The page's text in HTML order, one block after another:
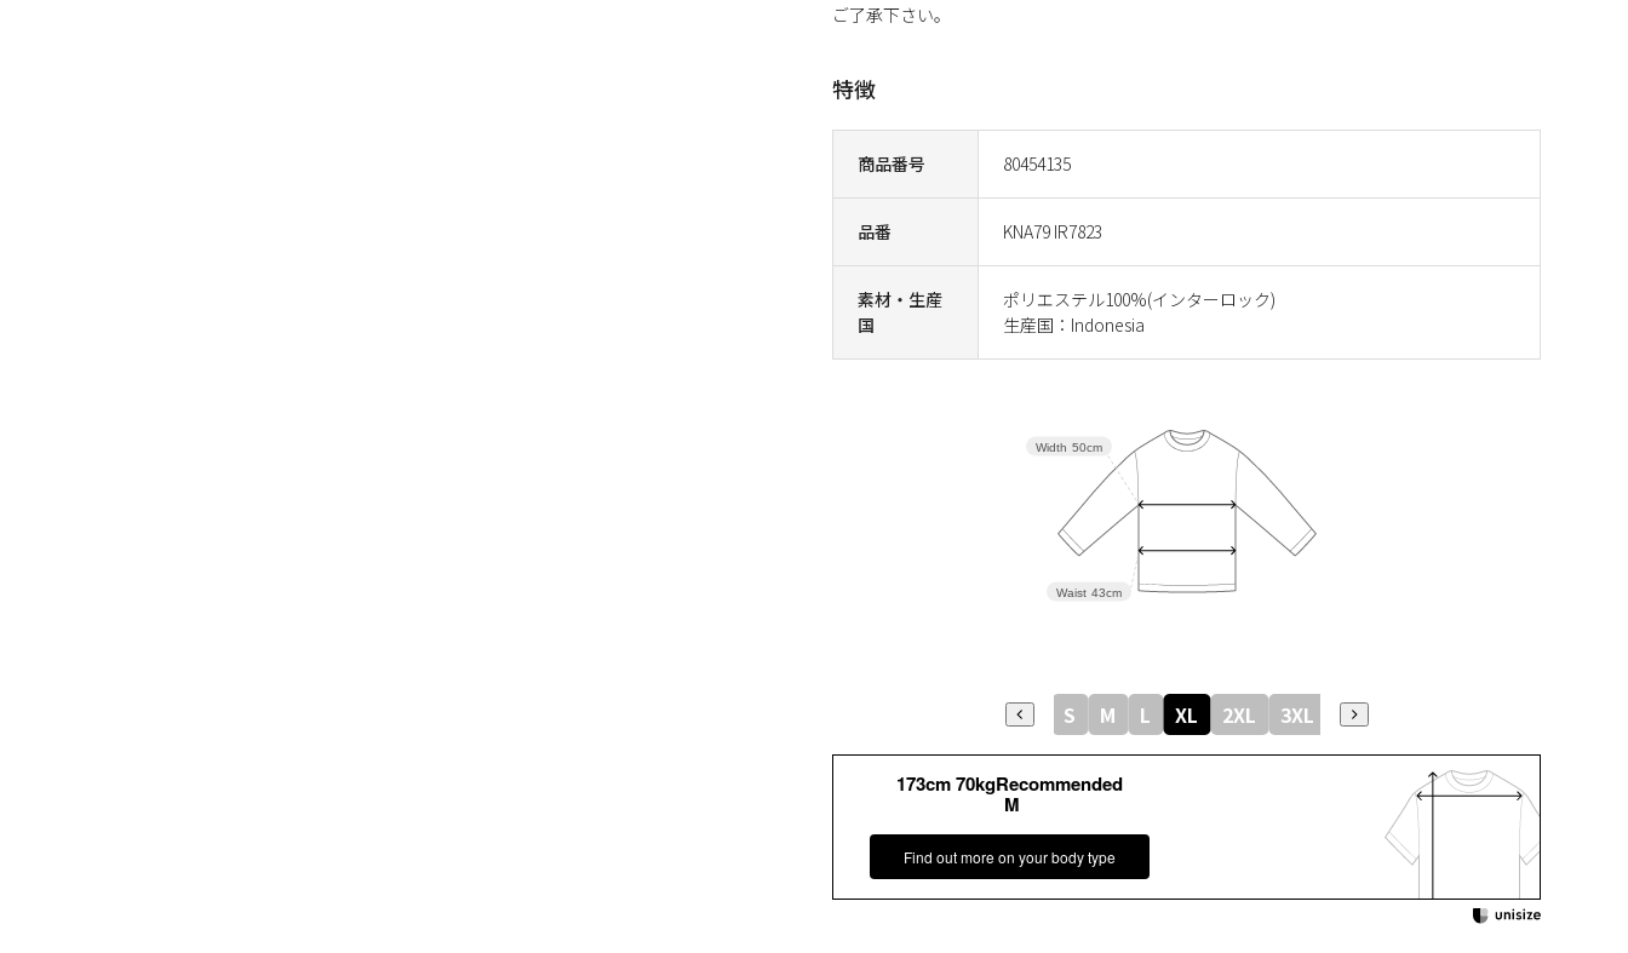
商品番号 80454135
品番 KNA79 IR7823
素材・生産
国
ポリエステル100%(インターロック)
生産国：Indonesia
ご了承下さい。
特徴
173cm 70kgRecommended
M
Find out more on your body type
Waist 43cm
Width 50cm
XS S M L XL 2XL 3XL 4XL